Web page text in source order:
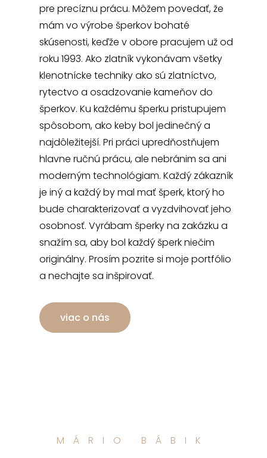
pre precíznu prácu. Môžem povedať, že
mám vo výrobe šperkov bohaté
skúsenosti, keďže v obore pracujem už od
roku 1993. Ako zlatník vykonávam všetky
klenotnícke techniky ako sú zlatníctvo,
rytectvo a osadzovanie kameňov do
šperkov. Ku každému šperku pristupujem
spôsobom, ako keby bol jedinečný a
najdôležitejší. Pri práci upredňostňujem
hlavne ručnú prácu, ale nebránim sa ani
moderným technológiam. Každý zákazník
je iný a každý by mal mať šperk, ktorý ho
bude charakterizovať a vyzdvihovať jeho
osobnosť. Vyrábam šperky na zakázku a
snažím sa, aby bol každý šperk niečim
originálny. Prosím pozrite si moje portfólio
a nechajte sa inšpirovať.
viac o nás
MÁRIO BÁBIK